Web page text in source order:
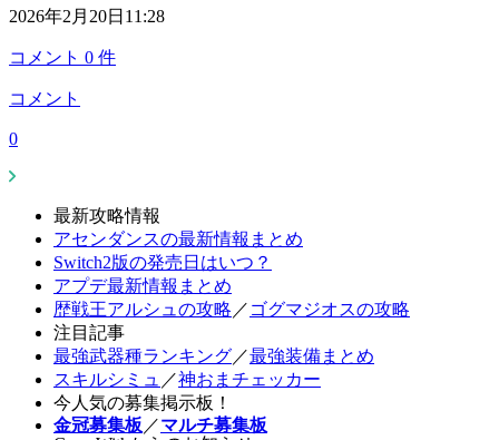
2026年2月20日11:28
コメント 0 件
コメント
0
最新攻略情報
アセンダンスの最新情報まとめ
Switch2版の発売日はいつ？
アプデ最新情報まとめ
歴戦王アルシュの攻略 ／ ゴグマジオスの攻略
注目記事
最強武器種ランキング／最強装備まとめ
スキルシミュ ／神おまチェッカー
今人気の募集掲示板！
金冠募集板 ／マルチ募集板